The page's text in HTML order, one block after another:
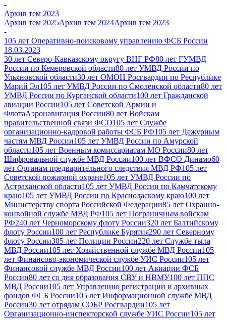
-
Архив тем 2023
Архив тем 2025Архив тем 2024Архив тем 2023
-
105 лет Оперативно-поисковому управлению ФСБ России
18.03.2023
30 лет Северо-Кавказскому округу ВНГ РФ80 лет ГУМВД
России по Кемеровской области80 лет УМВД России по
Ульяновской области30 лет ОМОН Росгвардии по Республике
Марий Эл105 лет УМВД России по Смоленской области80 лет
УМВД России по Курганской области100 лет Гражданской
авиации России105 лет Советской Армии и
ФлотаАэронавигация России80 лет Войскам
правительственной связи ФСО105 лет Службе
организационно-кадровой работы ФСБ РФ105 лет Дежурным
частям МВД России105 лет УМВД России по Амурской
области105 лет Военным комиссариатам МО России80 лет
Шифровальной службе МВД России100 лет ВФСО Динамо60
лет Органам предварительного следствия МВД РФ105 лет
Советской пожарной охране105 лет УМВД России по
Астраханской области105 лет УМВД России по Камчатскому
краю105 лет УМВД России по Краснодаскому краю100 лет
Министерству спорта Российской Федерации85 лет Охранно-
конвойной службе МВД РФ105 лет Пограничным войскам
РФ240 лет Черноморскому флоту России320 лет Балтийскому
флоту России100 лет Республике Бурятия290 лет Северному
флоту России305 лет Полиции России220 лет Службе тыла
МВД России105 лет Хозяйственной службе МВД России105
лет Финансово-экономической службе УИС России105 лет
Финансовой службе МВД России100 лет Авиации ФСБ
России80 лет со дня образования СВУ и НВМУ100 лет ППС
МВД России105 лет Управлению регистрации и архивных
фондов ФСБ России105 лет Информационной службе МВД
России30 лет отрядам СОБР Росгвардии105 лет
Организационно-инспекторской службе УИС России105 лет